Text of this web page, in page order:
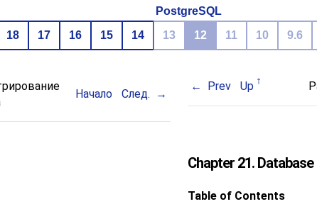
PostgreSQL
18
17 16 15 14 13 12 11 10 9.6
Начало След.
Prev Up
Chapter 21. Database
Table of Contents